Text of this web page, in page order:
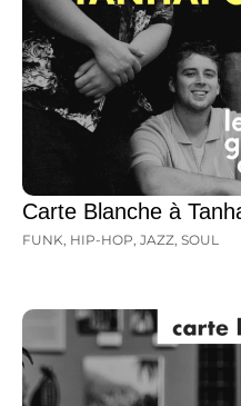
Carte Blanche à
FUNK, HIP-HOP, JAZZ, SOUL